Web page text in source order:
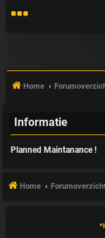
V
A
Home
Informatie
Planned Maintanance !
Home
*